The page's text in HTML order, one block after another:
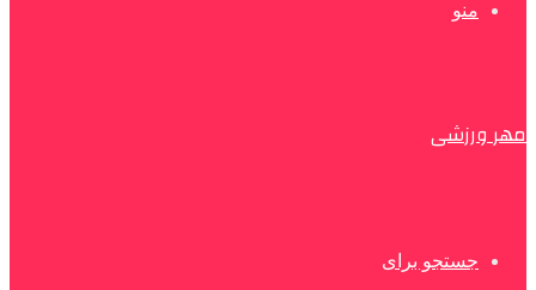
منو
مهر ورزشی
جستجو برای